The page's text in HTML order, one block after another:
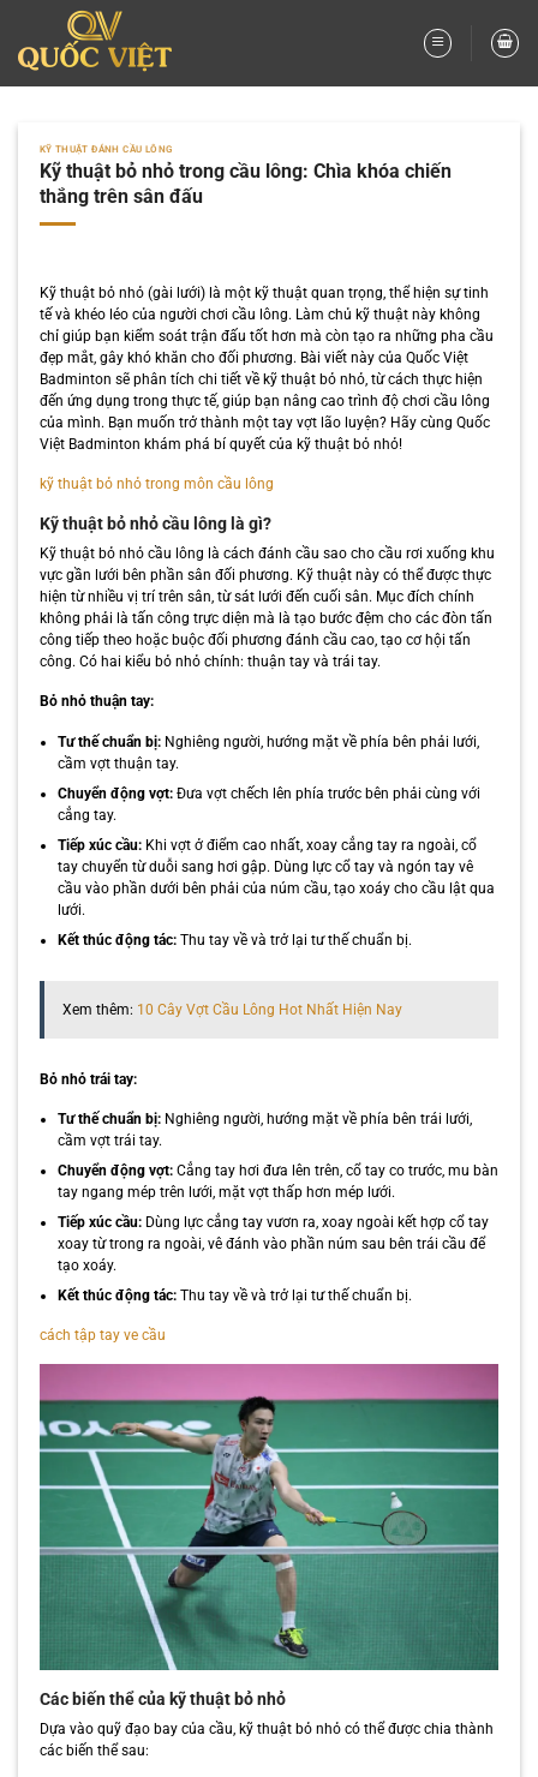
nội
dung
KỸ THUẬT ĐÁNH CẦU LÔNG
Kỹ thuật bỏ nhỏ trong cầu lông: Chìa khóa chiến
thắng trên sân đấu
Kỹ thuật bỏ nhỏ (gài lưới) là một kỹ thuật quan trọng, thể hiện sự tinh
tế và khéo léo của người chơi cầu lông. Làm chủ kỹ thuật này không
chỉ giúp bạn kiểm soát trận đấu tốt hơn mà còn tạo ra những pha cầu
đẹp mắt, gây khó khăn cho đối phương. Bài viết này của Quốc Việt
Badminton sẽ phân tích chi tiết về kỹ thuật bỏ nhỏ, từ cách thực hiện
đến ứng dụng trong thực tế, giúp bạn nâng cao trình độ chơi cầu lông
của mình. Bạn muốn trở thành một tay vợt lão luyện? Hãy cùng Quốc
Việt Badminton khám phá bí quyết của kỹ thuật bỏ nhỏ!
kỹ thuật bỏ nhỏ trong môn cầu lông
Kỹ thuật bỏ nhỏ cầu lông là gì?
Kỹ thuật bỏ nhỏ cầu lông là cách đánh cầu sao cho cầu rơi xuống khu
vực gần lưới bên phần sân đối phương. Kỹ thuật này có thể được thực
hiện từ nhiều vị trí trên sân, từ sát lưới đến cuối sân. Mục đích chính
không phải là tấn công trực diện mà là tạo bước đệm cho các đòn tấn
công tiếp theo hoặc buộc đối phương đánh cầu cao, tạo cơ hội tấn
công. Có hai kiểu bỏ nhỏ chính: thuận tay và trái tay.
Bỏ nhỏ thuận tay:
Tư thế chuẩn bị:Nghiêng người, hướng mặt về phía bên phải lưới,
cầm vợt thuận tay.
Chuyển động vợt:Đưa vợt chếch lên phía trước bên phải cùng với
cẳng tay.
Tiếp xúc cầu:Khi vợt ở điểm cao nhất, xoay cẳng tay ra ngoài, cổ
tay chuyển từ duỗi sang hơi gập. Dùng lực cổ tay và ngón tay vê
cầu vào phần dưới bên phải của núm cầu, tạo xoáy cho cầu lật qua
lưới.
Kết thúc động tác:Thu tay về và trở lại tư thế chuẩn bị.
Xem thêm: 10 Cây Vợt Cầu Lông Hot Nhất Hiện Nay
Bỏ nhỏ trái tay:
Tư thế chuẩn bị:Nghiêng người, hướng mặt về phía bên trái lưới,
cầm vợt trái tay.
Chuyển động vợt:Cẳng tay hơi đưa lên trên, cổ tay co trước, mu bàn
tay ngang mép trên lưới, mặt vợt thấp hơn mép lưới.
Tiếp xúc cầu:Dùng lực cẳng tay vươn ra, xoay ngoài kết hợp cổ tay
xoay từ trong ra ngoài, vê đánh vào phần núm sau bên trái cầu để
tạo xoáy.
Kết thúc động tác:Thu tay về và trở lại tư thế chuẩn bị.
cách tập tay ve cầu
Các biến thể của kỹ thuật bỏ nhỏ
Dựa vào quỹ đạo bay của cầu, kỹ thuật bỏ nhỏ có thể được chia thành
các biến thể sau: